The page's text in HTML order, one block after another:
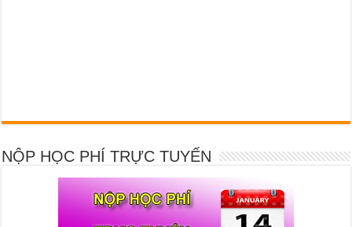
NỘP HỌC PHÍ TRỰC TUYẾN